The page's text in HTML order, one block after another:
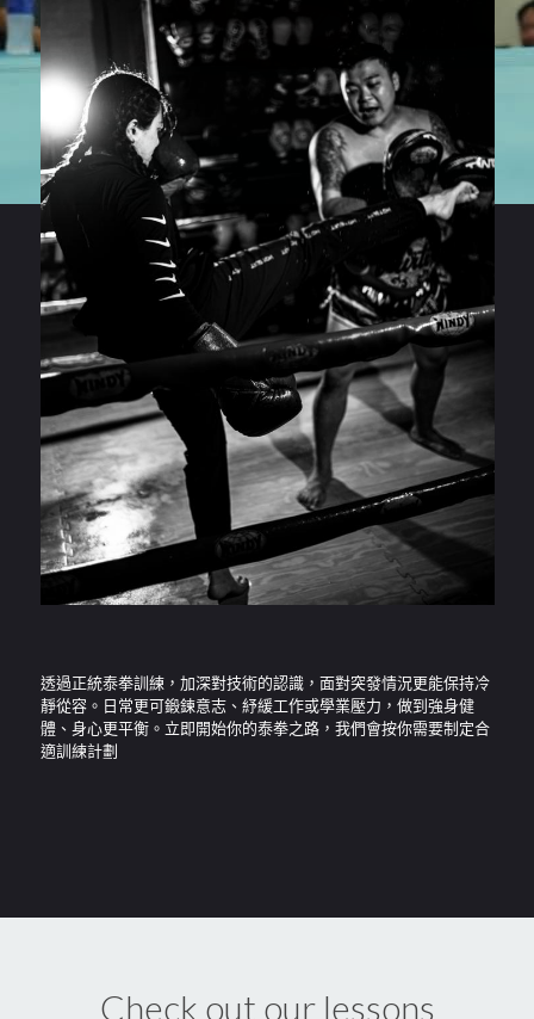
透過正統泰拳訓練，加深對技術的認識，面對突發情況更能保持冷
靜從容。日常更可鍛鍊意志、紓緩工作或學業壓力，做到強身健
體、身心更平衡。立即開始你的泰拳之路，我們會按你需要制定合
適訓練計劃
Check out our lessons